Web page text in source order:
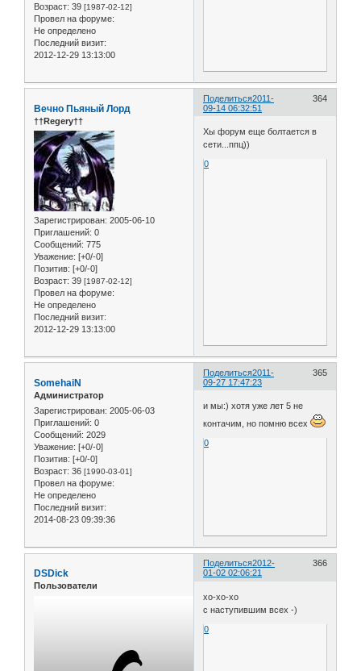
Возраст: 39 [1987-02-12]
Провел на форуме:
Не определено
Последний визит:
2012-12-29 13:13:00
Поделиться 364
2011-
09-14 06:32:51
Вечно Пьяный Лорд
††Regery††
Зарегистрирован: 2005-06-10
Приглашений: 0
Сообщений: 775
Уважение: [+0/-0]
Позитив: [+0/-0]
Возраст: 39 [1987-02-12]
Провел на форуме:
Не определено
Последний визит:
2012-12-29 13:13:00
Хы форум еще болтается в
сети...ппц))
0
Поделиться 365
2011-
09-27 17:47:23
SomehaiN
Администратор
Зарегистрирован: 2005-06-03
Приглашений: 0
Сообщений: 2029
Уважение: [+0/-0]
Позитив: [+0/-0]
Возраст: 36 [1990-03-01]
Провел на форуме:
Не определено
Последний визит:
2014-08-23 09:39:36
и мы:) хотя уже лет 5 не
контачим, но помню всех
0
Поделиться 366
2012-
01-02 02:06:21
DSDick
Пользователи
хо-хо-хо
с наступившим всех -)
0